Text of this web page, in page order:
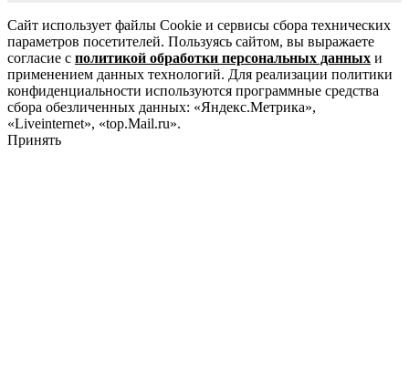
Сайт использует файлы Cookie и сервисы сбора технических
параметров посетителей. Пользуясь сайтом, вы выражаете
согласие с политикой обработки персональных данных и
применением данных технологий. Для реализации политики
конфиденциальности используются программные средства
сбора обезличенных данных: «Яндекс.Метрика»,
«Liveinternet», «top.Mail.ru».
Принять